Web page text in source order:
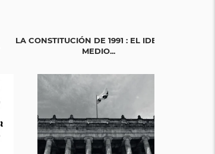
LA CONSTITUCIÓN DE 1991 : EL IDEAL EN
MEDIO...